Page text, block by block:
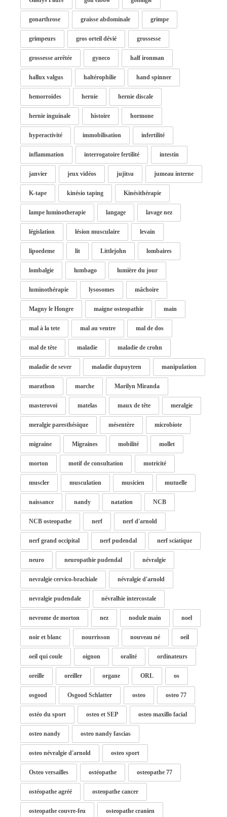
gonarthrose graisse abdominale grimpe
grimpeurs gros orteil dévié grossesse
grossesse arrêtée gyneco half ironman
hallux valgus haltérophilie hand spinner
hemorroides hernie hernie discale
hernie inguinale histoire hormone
hyperactivité immobilisation infertilité
inflammation interrogatoire fertilité intestin
janvier jeux vidéos jujitsu jumeau interne
K-tape kinésio taping Kinésithérapie
lampe luminotherapie langage lavage nez
législation lésion musculaire levain
lipoedeme lit Littlejohn lombaires
lombalgie lumbago lumière du jour
luminothérapie lysosomes mâchoire
Magny le Hongre maigne osteopathie main
mal à la tete mal au ventre mal de dos
mal de tête maladie maladie de crohn
maladie de sever maladie dupuytren manipulation
marathon marche Marilyn Miranda
masterovoï matelas maux de tête meralgie
meralgie paresthésique mésentère microbiote
migraine Migraines mobilité mollet
morton motif de consultation motricité
muscler musculation musicien mutuelle
naissance nandy natation NCB
NCB osteopathe nerf nerf d'arnold
nerf grand occipital nerf pudendal nerf sciatique
neuro neuropathie pudendal névralgie
nevralgie cervico-brachiale névralgie d'arnold
nevralgie pudendale névralhie intercostale
nevrome de morton nez nodule main noel
noir et blanc nourrisson nouveau né oeil
oeil qui coule oignon oralité ordinateurs
oreille oreiller organe ORL os
osgood Osgood Schlatter osteo osteo 77
ostéo du sport osteo et SEP osteo maxillo facial
osteo nandy osteo nandy fascias
osteo névralgie d'arnold osteo sport
Osteo versailles ostéopathe osteopathe 77
ostéopathe agréé osteopathe cancer
osteopathe couvre-feu osteopathe cranien